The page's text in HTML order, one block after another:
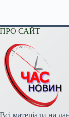
ПРО САЙТ
Всі матеріали на